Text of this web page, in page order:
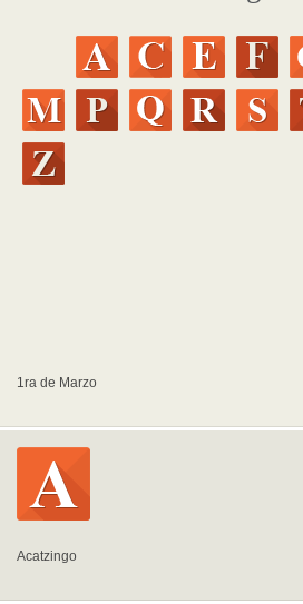
1ra de Marzo
Acatzingo